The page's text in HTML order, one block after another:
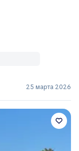
25 марта 2026